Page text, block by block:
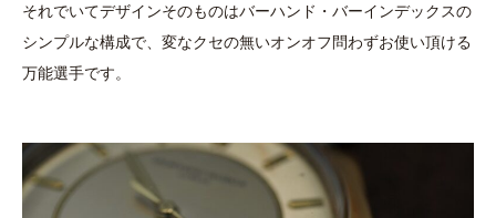
それでいてデザインそのものはバーハンド・バーインデックスの
シンプルな構成で、変なクセの無いオンオフ問わずお使い頂ける
万能選手です。